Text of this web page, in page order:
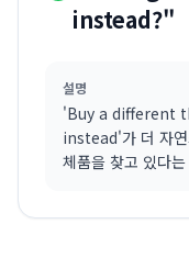
instead?"
설명
'Buy a different
instead'가 더 자
체품을 찾고 있다